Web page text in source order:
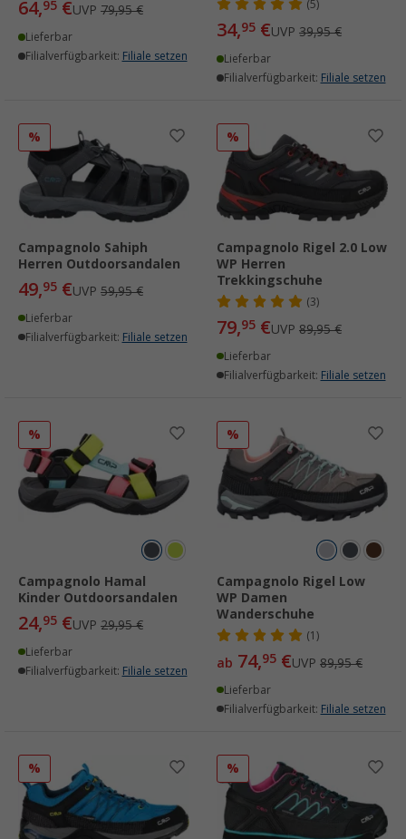
64,95 €UVP 79,95 €
Lieferbar
Filialverfügbarkeit: Filiale setzen
(5)
34,95 €UVP 39,95 €
Lieferbar
Filialverfügbarkeit: Filiale setzen
%
Campagnolo Sahiph
Herren Outdoorsandalen
49,95 €UVP 59,95 €
Lieferbar
Filialverfügbarkeit: Filiale setzen
%
Campagnolo Rigel 2.0 Low
WP Herren
Trekkingschuhe
(3)
79,95 €UVP 89,95 €
Lieferbar
Filialverfügbarkeit: Filiale setzen
%
Campagnolo Hamal
Kinder Outdoorsandalen
24,95 €UVP 29,95 €
Lieferbar
Filialverfügbarkeit: Filiale setzen
%
Campagnolo Rigel Low
WP Damen
Wanderschuhe
(1)
ab 74,95 €UVP 89,95 €
Lieferbar
Filialverfügbarkeit: Filiale setzen
% %